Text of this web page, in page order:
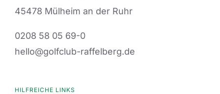
45478 Mülheim an der Ruhr
0208 58 05 69-0
hello@golfclub-raffelberg.de
HILFREICHE LINKS